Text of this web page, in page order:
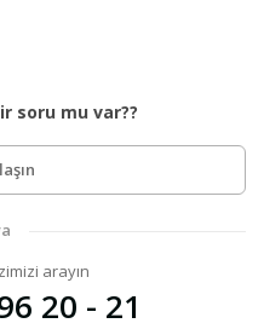
soru mu var??
arayın
20 - 21